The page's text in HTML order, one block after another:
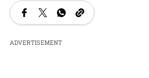
ADVERTISEMENT